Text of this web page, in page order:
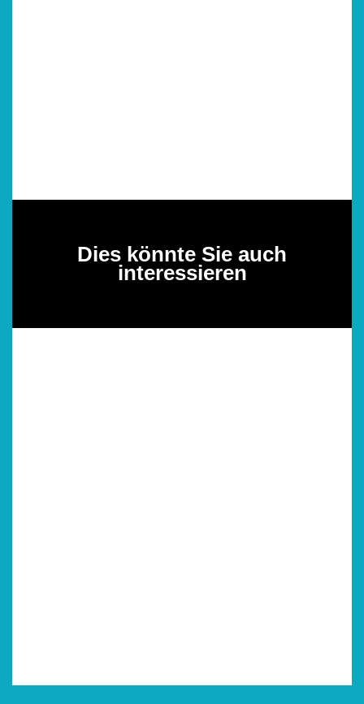
Dies könnte Sie auch
interessieren